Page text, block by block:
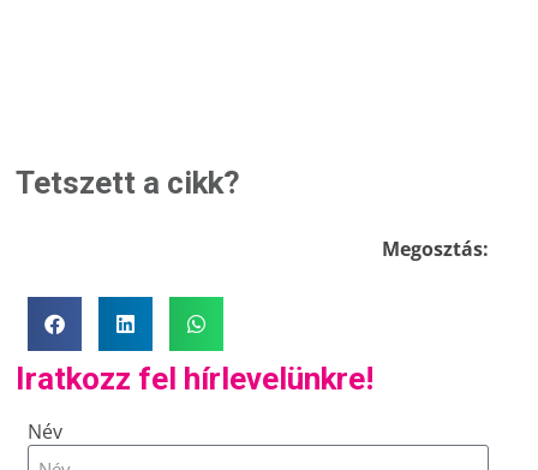
Tetszett a cikk?
Megosztás:
Iratkozz fel hírlevelünkre!
Név